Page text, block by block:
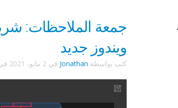
جمعة الملاحظات:
ويندوز جديد
كتب بواسطة Jonathan في2 مايو، 2021